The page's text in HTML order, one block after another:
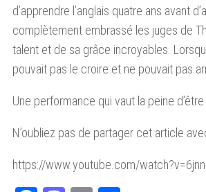
d’apprendre l’anglais quatre ans avant
complètement embrassé les juges de
talent et de sa grâce incroyables.
pouvait pas le croire et ne pouvait pas
Une performance qui vaut la peine d’être
N’oubliez pas de partager cet article
https://www.youtube.com/